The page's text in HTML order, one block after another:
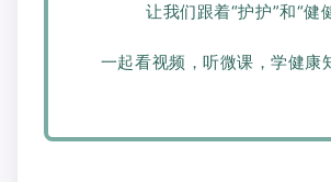
让我们跟着“护护”和“健
一起看视频，听微课，学健康